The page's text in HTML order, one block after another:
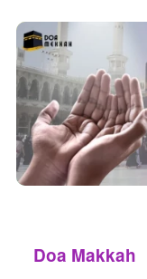
Doa Makkah